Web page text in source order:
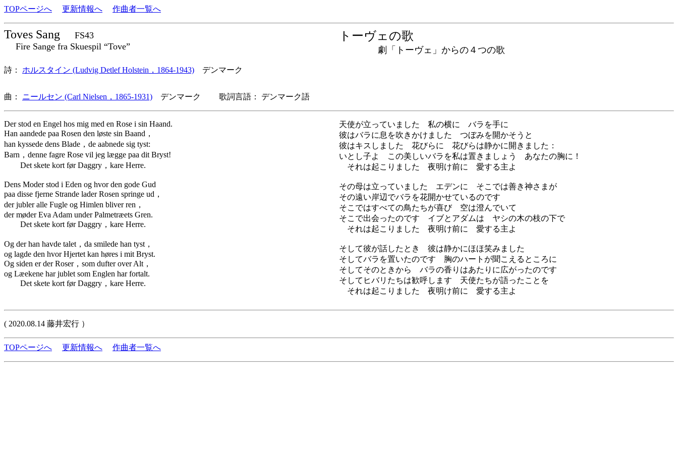
TOPページへ 更新情報へ 作曲者一覧へ
Toves Sang
FS43
Fire Sange fra Skuespil “Tove”
トーヴェの歌
劇「トーヴェ」からの４つの歌
詩： ホルスタイン (Ludvig Detlef Holstein，1864-1943) デンマーク
曲： ニールセン (Carl Nielsen，1865-1931) デンマーク 歌詞言語： デンマーク語
Der stod en Engel hos mig med en Rose i sin Haand.
Han aandede paa Rosen den løste sin Baand，
han kyssede dens Blade，de aabnede sig tyst:
Barn，denne fagre Rose vil jeg lægge paa dit Bryst!
Det skete kort før Daggry，kare Herre.
Dens Moder stod i Eden og hvor den gode Gud
paa disse fjerne Strande lader Rosen springe ud，
der jubler alle Fugle og Himlen bliver ren，
der møder Eva Adam under Palmetræets Gren.
Det skete kort før Daggry，kare Herre.
Og der han havde talet，da smilede han tyst，
og lagde den hvor Hjertet kan høres i mit Bryst.
Og siden er der Roser，som dufter over Alt，
og Læekene har jublet som Englen har fortalt.
Det skete kort før Daggry，kare Herre.
天使が立っていました 私の横に バラを手に
彼はバラに息を吹きかけました つぼみを開かそうと
彼はキスしました 花びらに 花びらは静かに開きました：
いとし子よ この美しいバラを私は置きましょう あなたの胸に！
それは起こりました 夜明け前に 愛する主よ
その母は立っていました エデンに そこでは善き神さまが
その遠い岸辺でバラを花開かせているのです
そこではすべての鳥たちが喜び 空は澄んでいて
そこで出会ったのです イブとアダムは ヤシの木の枝の下で
それは起こりました 夜明け前に 愛する主よ
そして彼が話したとき 彼は静かにほほ笑みました
そしてバラを置いたのです 胸のハートが聞こえるところに
そしてそのときから バラの香りはあたりに広がったのです
そしてヒバリたちは歓呼します 天使たちが語ったことを
それは起こりました 夜明け前に 愛する主よ
( 2020.08.14 藤井宏行 ）
TOPページへ 更新情報へ 作曲者一覧へ